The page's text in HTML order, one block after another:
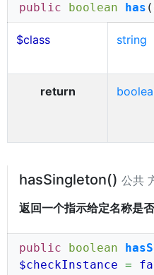
public boolean has (
$class string
return
hasSingleton() 公共
返回一个指示给定名称是
public boolean
$checkInstance =